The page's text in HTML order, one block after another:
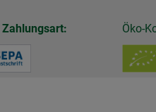
www.youtube.com/
Zahlungsart:
Externer Link zu
Öko-